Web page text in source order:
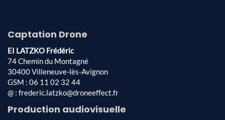
Captation Drone
EI LATZKO Frédéric
74 Chemin du Montagné
30400 Villeneuve-lès-Avignon
GSM : 06 11 02 32 44
@ : frederic.latzko@droneeffect.fr
Production audiovisuelle